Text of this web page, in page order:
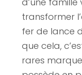
transformer
fer de lance
que cela,
rares